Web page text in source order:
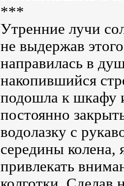
***
Утренние лучи
не выдержав
направилась в
накопившийся
подошла к шкафу
постоянно
водолазку с
середины колена,
привлекать